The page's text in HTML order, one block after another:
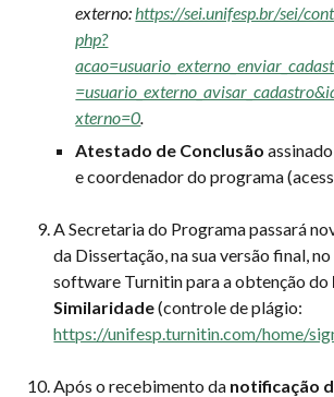
externo:https://sei.unifesp.br/sei/
php?
xterno=0.
Atestado de Conclusão
e coordenador do programa
A Secretaria do Programa passará
da Dissertação, na sua versão final, no
software Turnitin para a obtenção do
Similaridade(controle de plágio:
https://unifesp.turnitin.com/home/
Após o recebimento da notificação